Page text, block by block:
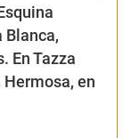
Blanca,
En Tazza
Hermosa, en